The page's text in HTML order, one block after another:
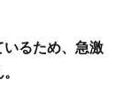
るため、急激